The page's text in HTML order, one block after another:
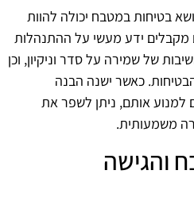
בטיחות במטבח יכולה להוות
מקבלים ידע מעשי על ההתנהלות
של שמירה על סדר וניקיון, וכן
כאשר ישנה הבנה
למנוע אותם, ניתן לשפר את
משמעותית.
והגישה